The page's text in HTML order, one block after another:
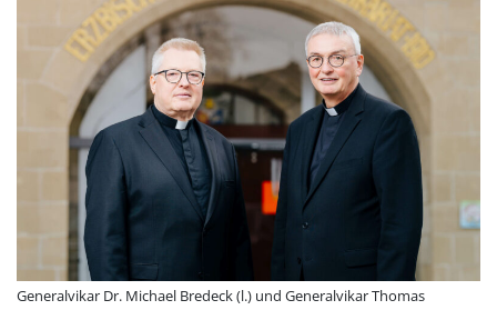
Generalvikar Dr. Michael Bredeck (l.) und Generalvikar Thomas